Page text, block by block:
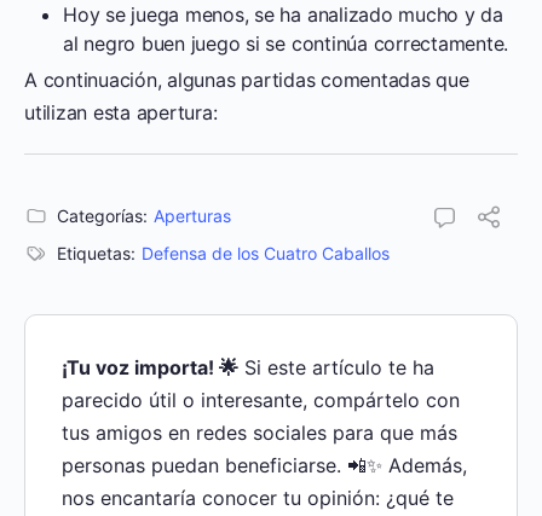
Hoy se juega menos, se ha analizado mucho y da
al negro buen juego si se continúa correctamente.
A continuación, algunas partidas comentadas que
utilizan esta apertura:
Categorías: Aperturas
Etiquetas: Defensa de los Cuatro Caballos
¡Tu voz importa! 🌟 Si este artículo te ha
parecido útil o interesante, compártelo con
tus amigos en redes sociales para que más
personas puedan beneficiarse. 📲✨ Además,
nos encantaría conocer tu opinión: ¿qué te